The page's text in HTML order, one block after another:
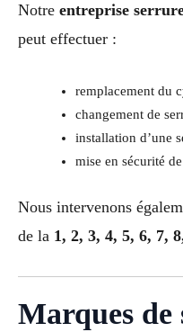
Notre entreprise
peut effectuer :
remplacement du
changement de
installation d’une
mise en sécurité
Nous intervenons
de la 1, 2, 3, 4, 5, 6, 7,
Marques de